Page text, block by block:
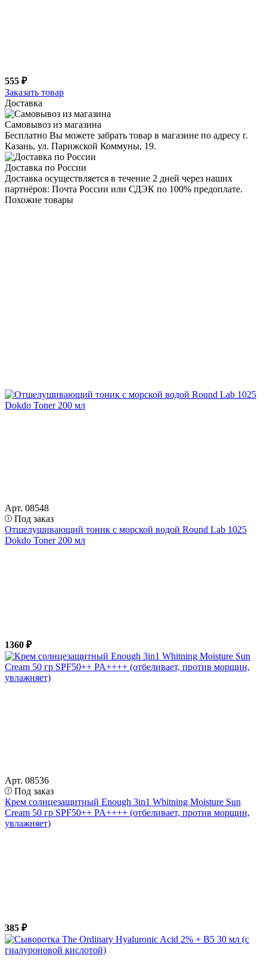
555 ₽
Заказать товар
Доставка
Самовывоз из магазина
Бесплатно Вы можете забрать товар в магазине по адресу г.
Казань, ул. Парижской Коммуны, 19.
Доставка по России
Доставка осуществляется в течение 2 дней через наших
партнёров: Почта России или СДЭК по 100% предоплате.
Похожие товары
Арт. 08548
Под заказ
Отшелушивающий тоник с морской водой Round Lab 1025
Dokdo Toner 200 мл
1360 ₽
Арт. 08536
Под заказ
Крем солнцезащитный Enough 3in1 Whitning Moisture Sun
Cream 50 гр SPF50++ PA++++ (отбеливает, против морщин,
увлажняет)
385 ₽